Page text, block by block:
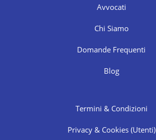
Avvocati
Chi Siamo
Domande Frequenti
Blog
Termini & Condizioni
Privacy & Cookies (Utenti)